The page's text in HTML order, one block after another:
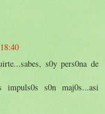
s0y pers0na de
impuls0s s0n maj0s...asi